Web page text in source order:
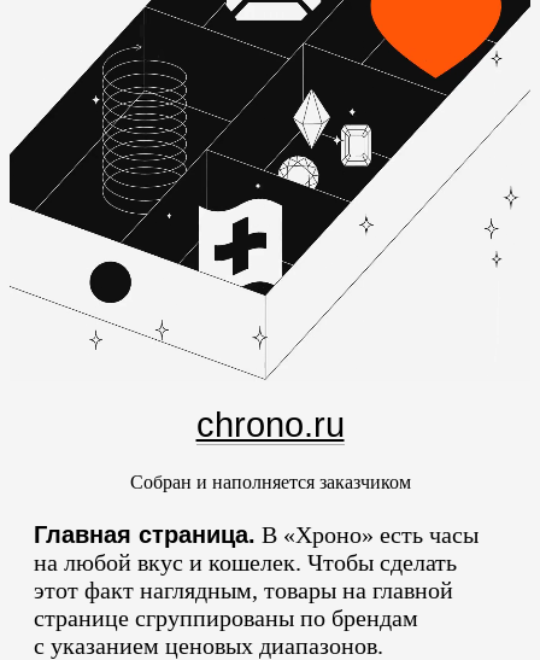
chrono.ru
Собран и наполняется заказчиком
Главная страница. В «Хроно» есть часы
на любой вкус и кошелек. Чтобы сделать
этот факт наглядным, товары на главной
странице сгруппированы по брендам
с указанием ценовых диапазонов.